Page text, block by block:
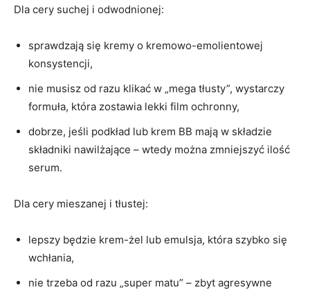
Dla cery suchej i odwodnionej:
sprawdzają się kremy o kremowo-emolientowej
konsystencji,
nie musisz od razu klikać w „mega tłusty”, wystarczy
formuła, która zostawia lekki film ochronny,
dobrze, jeśli podkład lub krem BB mają w składzie
składniki nawilżające – wtedy można zmniejszyć ilość
serum.
Dla cery mieszanej i tłustej:
lepszy będzie krem-żel lub emulsja, która szybko się
wchłania,
nie trzeba od razu „super matu” – zbyt agresywne